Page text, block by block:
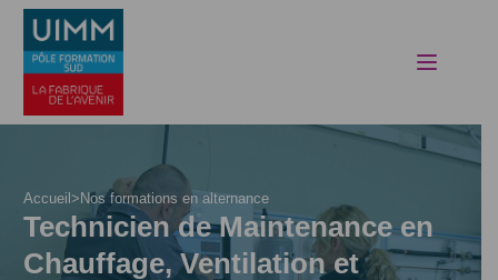
Skip
content
Accueil> Nos formations en alternance
Technicien de Maintenance en
Chauffage, Ventilation et